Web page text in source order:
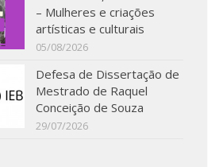
– Mulheres e criações
artísticas e culturais
05/08/2026
Defesa de Dissertação de
Mestrado de Raquel
Conceição de Souza
29/07/2026